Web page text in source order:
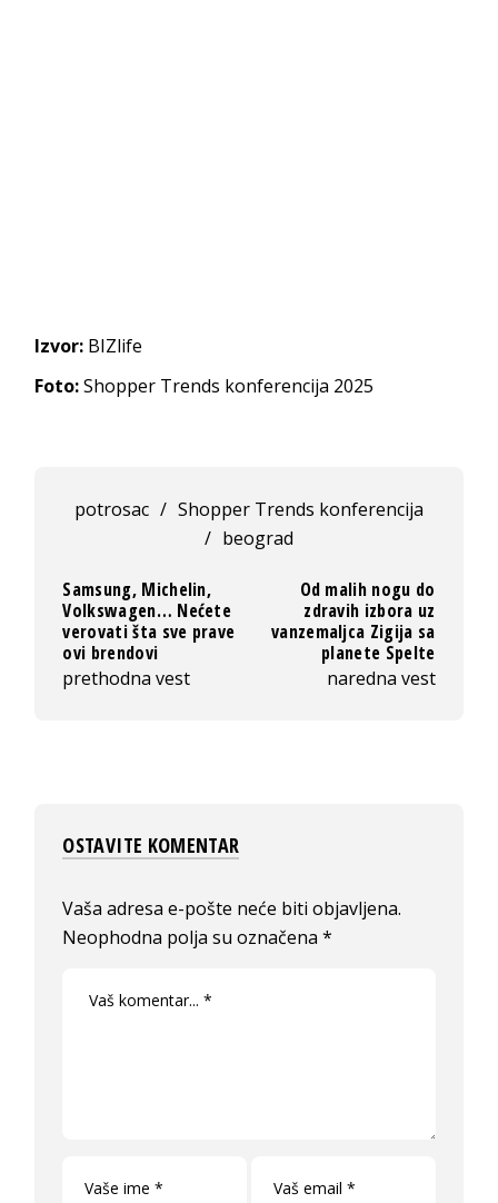
Izvor: BIZlife
Foto:Shopper Trends konferencija 2025
potrosac / Shopper Trends konferencija
/ beograd
Samsung, Michelin,
Volkswagen… Nećete
verovati šta sve prave
ovi brendovi
prethodna vest
Od malih nogu do
zdravih izbora uz
vanzemaljca Zigija sa
planete Spelte
naredna vest
OSTAVITE KOMENTAR
Vaša adresa e-pošte neće biti objavljena.
Neophodna polja su označena*